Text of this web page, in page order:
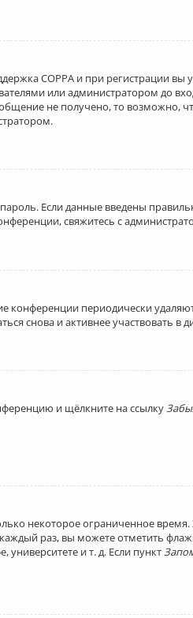
COPPA и при регистрации вы
или администратором до
не получено, то возможно,
Если данные введены
свяжитесь с
периодически
снова и активнее участвовать в
и щёлкните на ссылку
некоторое ограниченное время.
раз, вы можете отметить
и т. д. Если пункт